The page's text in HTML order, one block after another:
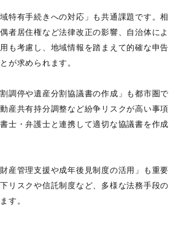
特有手続きへの対応」も共通課題です。相
者居住権など法律改正の影響、自治体によ
も考慮し、地域情報を踏まえて的確な申告
が求められます。
調停や遺産分割協議書の作成」も都市圏で
産共有持分調整など紛争リスクが高い事項
士・弁護士と連携して適切な協議書を作成
産管理支援や成年後見制度の活用」も重要
リスクや信託制度など、多様な法務手段の
す。